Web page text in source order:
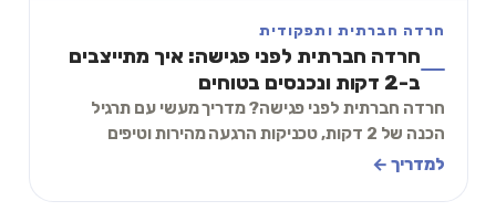
חרדה חברתית ותפקודית
חרדה חברתית לפני פגישה: איך מתייצבים
ב-2 דקות ונכנסים בטוחים
חרדה חברתית לפני פגישה? מדריך מעשי עם תרגיל
הכנה של 2 דקות, טכניקות הרגעה מהירות וטיפים
להתמודדות עם לחץ חברתי לפני פגישות עבודה
למדריך ←